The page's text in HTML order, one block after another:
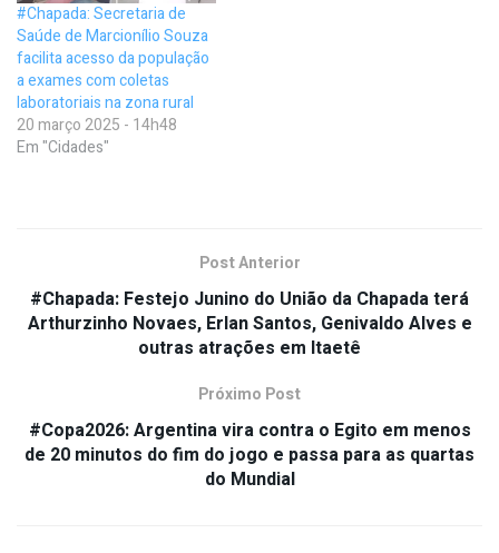
#Chapada: Secretaria de
Saúde de Marcionílio Souza
facilita acesso da população
a exames com coletas
laboratoriais na zona rural
20 março 2025 - 14h48
Em "Cidades"
Post Anterior
#Chapada: Festejo Junino do União da Chapada terá
Arthurzinho Novaes, Erlan Santos, Genivaldo Alves e
outras atrações em Itaetê
Próximo Post
#Copa2026: Argentina vira contra o Egito em menos
de 20 minutos do fim do jogo e passa para as quartas
do Mundial